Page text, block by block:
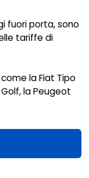
fuori porta, sono
tariffe di
la Fiat Tipo
la Peugeot